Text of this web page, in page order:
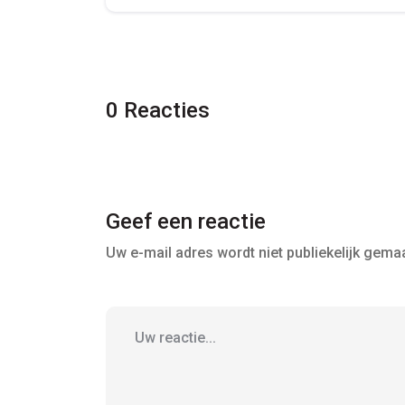
0 Reacties
Geef een reactie
Uw e-mail adres wordt niet publiekelijk